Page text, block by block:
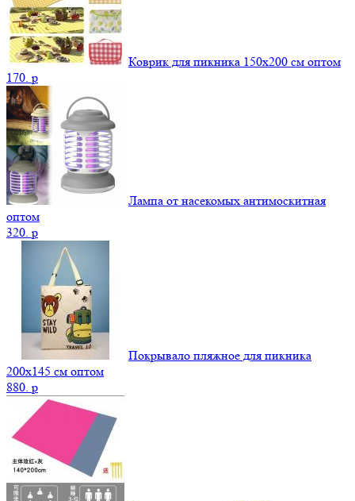
Коврик для пикника 150х200 см оптом
170. p
Лампа от насекомых антимоскитная
оптом
320. p
Покрывало пляжное для пикника
200х145 см оптом
880. p